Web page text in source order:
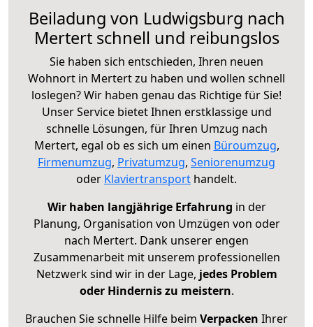
Beiladung von Ludwigsburg nach
Mertert schnell und reibungslos
Sie haben sich entschieden, Ihren neuen
Wohnort in Mertert zu haben und wollen schnell
loslegen? Wir haben genau das Richtige für Sie!
Unser Service bietet Ihnen erstklassige und
schnelle Lösungen, für Ihren Umzug nach
Mertert, egal ob es sich um einen Büroumzug,
Firmenumzug, Privatumzug, Seniorenumzug
oder Klaviertransport handelt.
Wir haben langjährige Erfahrung in der
Planung, Organisation von Umzügen von oder
nach Mertert. Dank unserer engen
Zusammenarbeit mit unserem professionellen
Netzwerk sind wir in der Lage, jedes Problem
oder Hindernis zu meistern.
Brauchen Sie schnelle Hilfe beim Verpacken Ihrer